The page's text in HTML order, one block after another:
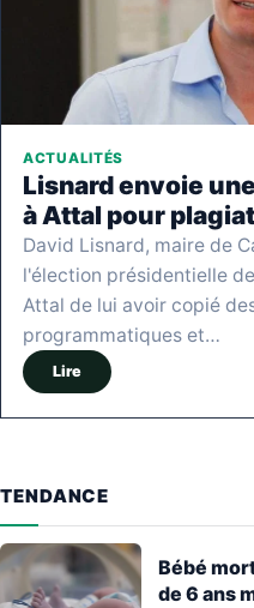
ACTUALITÉS
Lisnard envoie
à Attal pour
David Lisnard, maire de
l'élection présidentielle
Attal de lui avoir copié
programmatiques et…
Lire
TENDANCE
Bébé
de 6 ans